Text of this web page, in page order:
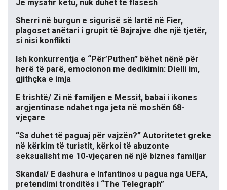
Je mysafir këtu, nuk duhet të flasësh
Sherri në burgun e sigurisë së lartë në Fier,
plagoset anëtari i grupit të Bajrajve dhe një tjetër,
si nisi konflikti
Ish konkurrentja e “Për’Puthen” bëhet nënë për
herë të parë, emocionon me dedikimin: Dielli im,
gjithçka e imja
E trishtë/ Zi në familjen e Messit, babai i ikones
argjentinase ndahet nga jeta në moshën 68-
vjeçare
“Sa duhet të paguaj për vajzën?” Autoritetet greke
në kërkim të turistit, kërkoi të abuzonte
seksualisht me 10-vjeçaren në një biznes familjar
Skandal/ E dashura e Infantinos u pagua nga UEFA,
pretendimi tronditës i “The Telegraph”